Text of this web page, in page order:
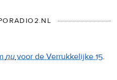
nuvoor de Verrukkelijke 15.